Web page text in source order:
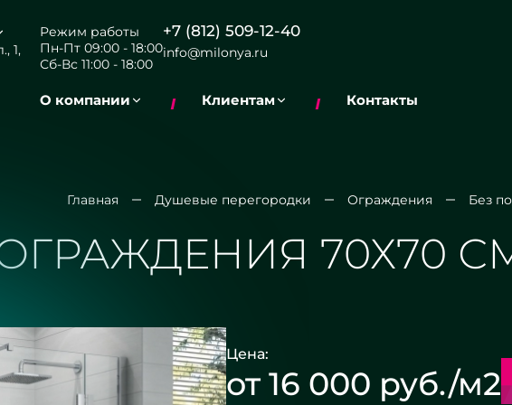
1,
Режим работы
Пн-Пт 09:00 - 18:00
Сб-Вс 11:00 - 18:00
+7 (812) 509-12-40
info@milonya.ru
О компании Клиентам Контакты
Главная Душевые перегородки Ограждения Без
70Х70
Цена:
от 16 000 руб./м2